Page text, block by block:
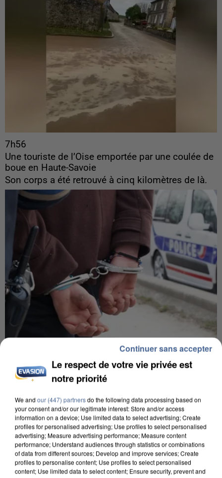
7h56
Une touriste de l’Oise emportée par une coulée de
boue en Haute-Savoie
Son corps a été retrouvé à cinq kilomètres de là.
5 août 2026
L’un des fondateurs supposés de la DZ Mafia
interpellé en Algérie
Il est soupçonné d'y avoir mené ses opérations en
France.
Le respect de votre vie privée est
notre priorité
We and our (447) partnersdo the following data processing based on
your consent and/or our legitimate interest: Store and/or access
information on a device; Use limited data to select advertising; Create
profiles for personalised advertising; Use profiles to select personalised
advertising; Measure advertising performance; Measure content
performance; Understand audiences through statistics or combinations
of data from different sources; Develop and improve services; Create
profiles to personalise content; Use profiles to select personalised
content; Use limited data to select content; Ensure security, prevent and
Continuer sans accepter